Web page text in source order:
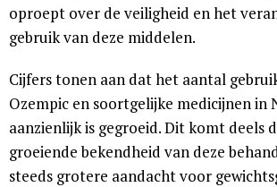
oproept over de veiligheid en het
gebruik van deze middelen.
Cijfers tonen aan dat het aantal
Ozempic en soortgelijke medicijnen in
aanzienlijk is gegroeid. Dit komt deels
groeiende bekendheid van deze
steeds grotere aandacht voor